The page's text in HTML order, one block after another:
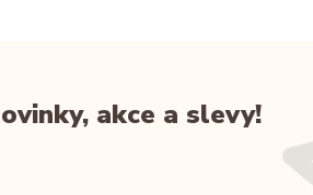
akce a slevy!